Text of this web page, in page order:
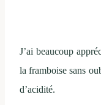
J’ai beaucoup
la framboise sans
d’acidité.